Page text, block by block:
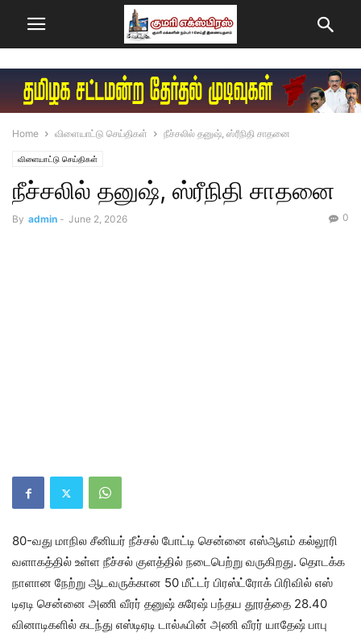
Home விளையாட்டு செய்திகள் நீச்சலில் தனுஷ், ஸ்ரீநிதி சாதனை
விளையாட்டு செய்திகள்
நீச்சலில் தனுஷ், ஸ்ரீநிதி சாதனை
By admin - June 2, 2026 0
80-வது மாநில சீனியர் நீச்சல் போட்டி சென்னை எஸ்ஆஎம் கல்​லூரி
வளாகத்​தில் உள்ள நீச்​சல் குளத்​தில் நடைபெற்று வரு​கிறது. தொடக்க
நாளான நேற்று ஆடவருக்​கான 50 மீட்​டர் பிரஸ்ட்​ரோக் பிரி​வில் எஸ்​
டிஏடி சென்னை அணி வீரர் தனுஷ் சுரேஷ் பந்தய தூரத்தை 28.40
வினாடிகளில் கடந்து எஸ்டிஏடி டால்ஃபின் அணி வீரர் யாதேஷ் பாபு​